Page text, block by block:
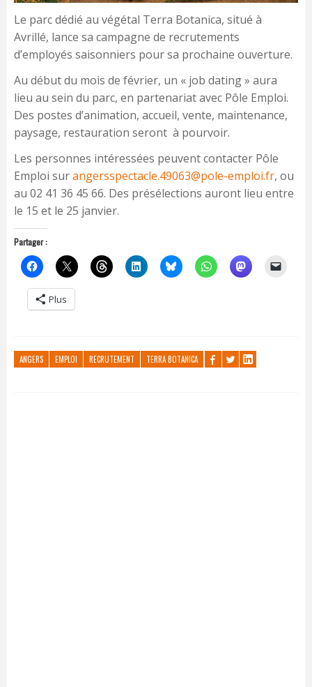
Le parc dédié au végétal Terra Botanica, situé à
Avrillé, lance sa campagne de recrutements
d’employés saisonniers pour sa prochaine ouverture.
Au début du mois de février, un « job dating » aura
lieu au sein du parc, en partenariat avec Pôle Emploi.
Des postes d’animation, accueil, vente, maintenance,
paysage, restauration seront à pourvoir.
Les personnes intéressées peuvent contacter Pôle
Emploi surangersspectacle.49063@pole-emploi.fr, ou
au 02 41 36 45 66. Des présélections auront lieu entre
le 15 et le 25 janvier.
Partager :
Plus
ANGERS EMPLOI RECRUTEMENT TERRA BOTANICA